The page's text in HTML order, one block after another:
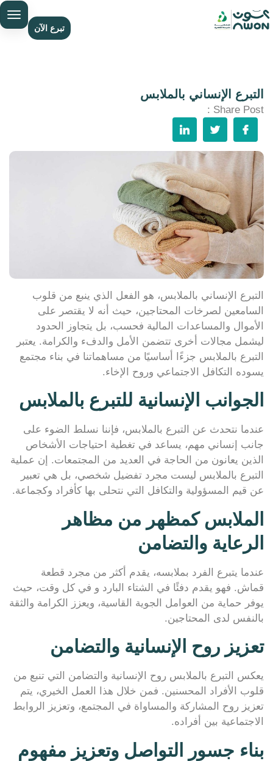
تبرع الآن
التبرع الإنساني بالملابس
Share Post :
التبرع الإنساني بالملابس، هو الفعل الذي ينبع من قلوب
السامعين لصرخات المحتاجين، حيث أنه لا يقتصر على
الأموال والمساعدات المالية فحسب، بل يتجاوز الحدود
ليشمل مجالات أخرى تتضمن الأمل والدفء والكرامة. يعتبر
التبرع بالملابس جزءًا أساسيًا من مساهماتنا في بناء مجتمع
يسوده التكافل الاجتماعي وروح الإخاء.
الجوانب الإنسانية للتبرع بالملابس
عندما نتحدث عن التبرع بالملابس، فإننا نسلط الضوء على
جانب إنساني مهم، يساعد في تغطية احتياجات الأشخاص
الذين يعانون من الحاجة في العديد من المجتمعات. إن عملية
التبرع بالملابس ليست مجرد تفضيل شخصي، بل هي تعبير
عن قيم المسؤولية والتكافل التي نتحلى بها كأفراد وكجماعة.
الملابس كمظهر من مظاهر
الرعاية والتضامن
عندما يتبرع الفرد بملابسه، يقدم أكثر من مجرد قطعة
قماش. فهو يقدم دفئًا في الشتاء البارد و في كل وقت، حيث
يوفر حماية من العوامل الجوية القاسية، ويعزز الكرامة والثقة
بالنفس لدى المحتاجين.
تعزيز روح الإنسانية والتضامن
يعكس التبرع بالملابس روح الإنسانية والتضامن التي تنبع من
قلوب الأفراد المحسنين. فمن خلال هذا العمل الخيري، يتم
تعزيز روح المشاركة والمساواة في المجتمع، وتعزيز الروابط
الاجتماعية بين أفراده.
بناء جسور التواصل وتعزيز مفهوم